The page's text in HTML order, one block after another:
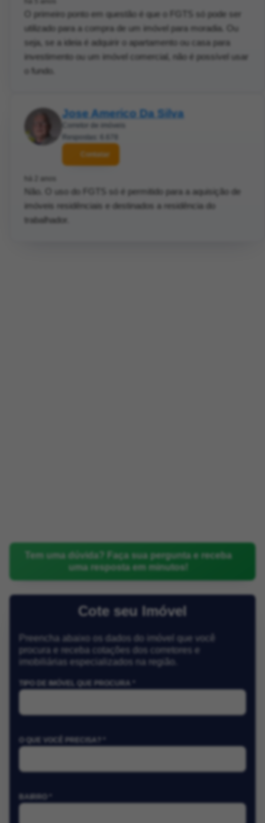
O primeiro ponto em questão é que o FGTS só pode ser
utilizado para a compra de um imóvel para moradia. Ou
seja, se a ideia é adquirir o apartamento ou casa para
investimento ou um imóvel comercial, não é possível usar
o fundo.
Jose Americo Da Silva
Corretor de imóveis
Respostas: 6.678
Contatar
há 2 anos
Não. O uso do FGTS só é permitido para a aquisição de
imóveis residênciais e destinados a residência do
trabalhador.
Tem uma dúvida? Faça sua pergunta e receba
uma resposta em minutos!
Cote seu Imóvel
Preencha abaixo os dados do imóvel que você
procura e receba cotações dos corretores e
imobiliárias especializados na região.
TIPO DE IMÓVEL QUE PROCURA *
O QUE VOCÊ PRECISA? *
BAIRRO *